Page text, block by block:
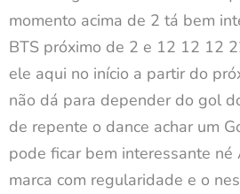
momento acima de 2 tá bem
BTS próximo de 2 e 12 12 12
ele aqui no início a partir do
não dá para depender do gol
de repente o dance achar um
pode ficar bem interessante né
marca com regularidade e o